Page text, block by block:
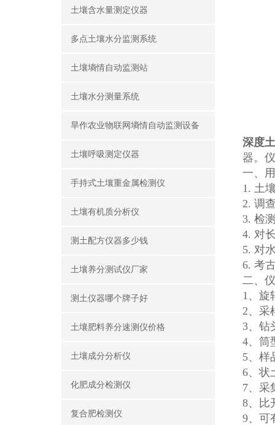
土壤含水量测定仪器
多点土壤水分监测系统
土壤墒情自动监测站
土壤水分测量系统
旱作农业物联网墒情自动监测设备
土壤呼吸测定仪器
手持式土壤重金属检测仪
土壤有机质分析仪
测土配方仪器多少钱
土壤养分测试仪厂家
测土仪器哪个牌子好
土壤肥料养分速测仪价格
土壤成分分析仪
化肥成分检测仪
复合肥检测仪
深度
器。
一、
1. 土
2. 调
3. 检
4. 对
5. 对
6. 考
二、
1、旋
2、采
3、钻
4、筒
5、样
6、状
7、采
8、比
9、可